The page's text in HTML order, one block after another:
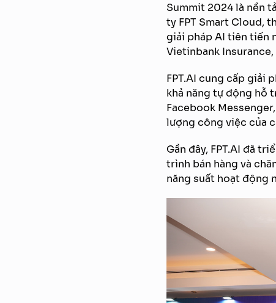
Summit 2024 là nền
ty FPT Smart Cloud,
giải pháp AI tiên tiến
Vietinbank
FPT.AI cung cấp giải
khả năng tự động hỗ
Facebook
lượng công việc của
Gần đây, FPT.AI đã
trình bán hàng và
năng suất hoạt động